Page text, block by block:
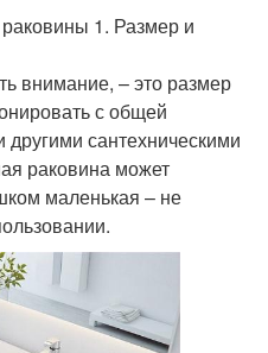
1. Размер и
внимание, – это размер
с общей
сантехническими
раковина может
маленькая – не